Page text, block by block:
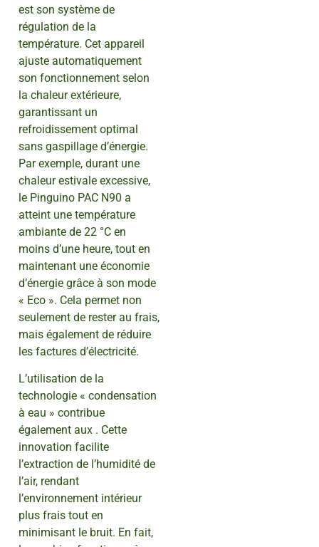
est son système de
régulation de la
température. Cet appareil
ajuste automatiquement
son fonctionnement selon
la chaleur extérieure,
garantissant un
refroidissement optimal
sans gaspillage d’énergie.
Par exemple, durant une
chaleur estivale excessive,
le Pinguino PAC N90 a
atteint une température
ambiante de 22 °C en
moins d’une heure, tout en
maintenant une économie
d’énergie grâce à son mode
« Eco ». Cela permet non
seulement de rester au frais,
mais également de réduire
les factures d’électricité.
L’utilisation de la
technologie « condensation
à eau » contribue
également aux . Cette
innovation facilite
l’extraction de l’humidité de
l’air, rendant
l’environnement intérieur
plus frais tout en
minimisant le bruit. En fait,